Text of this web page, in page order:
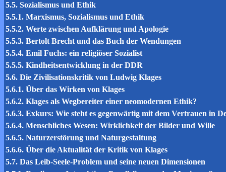
5.5. Sozialismus und Ethik
5.5.1. Marxismus, Sozialismus und Ethik
5.5.2. Werte zwischen Aufklärung und Apologie
5.5.3. Bertolt Brecht und das Buch der Wendungen
5.5.4. Emil Fuchs: ein religiöser Sozialist
5.5.5. Kindheitsentwicklung in der DDR
5.6. Die Zivilisationskritik von Ludwig Klages
5.6.1. Über das Wirken von Klages
5.6.2. Klages als Wegbereiter einer neomodernen Ethik?
5.6.3. Exkurs: Wie steht es gegenwärtig mit dem Vertrauen in
5.6.4. Menschliches Wesen: Wirklichkeit der Bilder und Wille
5.6.5. Naturzerstörung und Naturgestaltung
5.6.6. Über die Aktualität der Kritik von Klages
5.7. Das Leib-Seele-Problem und seine neuen Dimensionen